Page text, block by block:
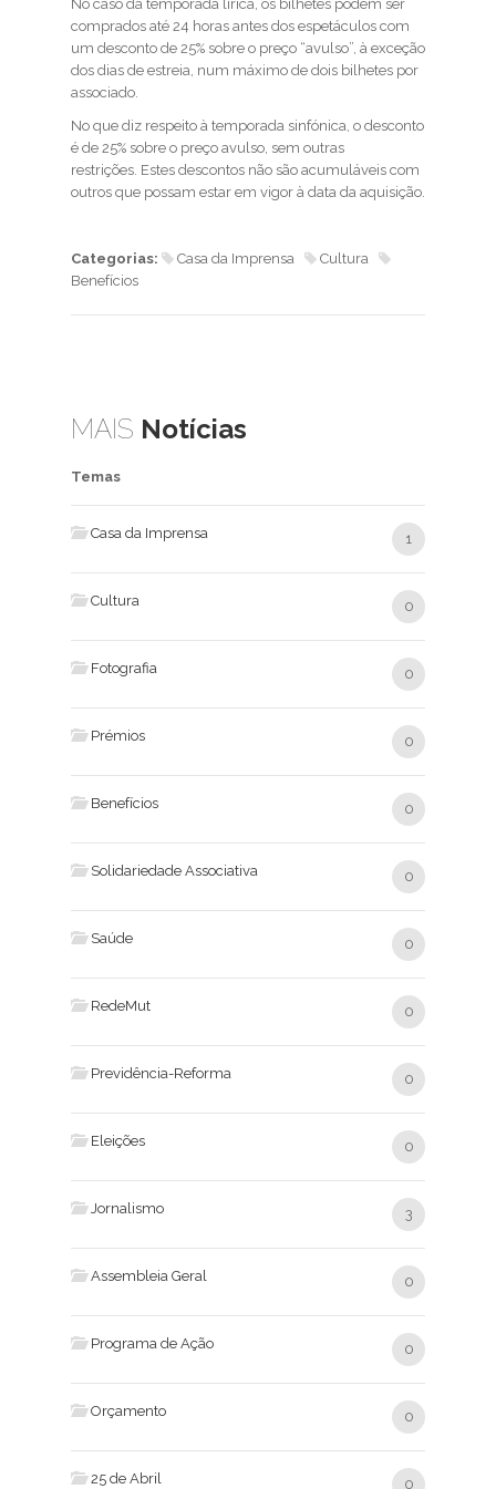
No caso da temporada lírica, os bilhetes podem ser
comprados até 24 horas antes dos espetáculos com
um desconto de 25% sobre o preço “avulso”, à exceção
dos dias de estreia, num máximo de dois bilhetes por
associado.
No que diz respeito à temporada sinfónica, o desconto
é de 25% sobre o preço avulso, sem outras
restrições. Estes descontos não são acumuláveis com
outros que possam estar em vigor à data da aquisição.
Categorias: Casa da Imprensa
Cultura
Benefícios
MAIS Notícias
Temas
Casa da Imprensa 1
Cultura 0
Fotografia 0
Prémios 0
Benefícios 0
Solidariedade Associativa 0
Saúde 0
RedeMut 0
Previdência-Reforma 0
Eleições 0
Jornalismo 3
Assembleia Geral 0
Programa de Ação 0
Orçamento 0
25 de Abril 0